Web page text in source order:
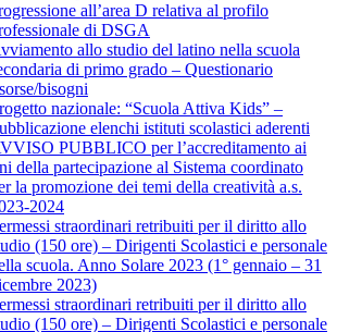
all’area D relativa al profilo
di DSGA
allo studio del latino nella scuola
di primo grado – Questionario
bisogni
nazionale: “Scuola Attiva Kids” –
elenchi istituti scolastici aderenti
PUBBLICO per l’accreditamento ai
della partecipazione al Sistema coordinato
la promozione dei temi della creatività a.s.
2024
straordinari retribuiti per il diritto allo
(150 ore) – Dirigenti Scolastici e personale
scuola. Anno Solare 2023 (1° gennaio – 31
2023)
straordinari retribuiti per il diritto allo
(150 ore) – Dirigenti Scolastici e personale